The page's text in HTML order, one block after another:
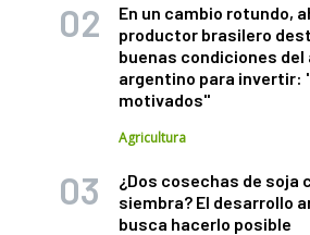
En un cambio rotundo,
productor brasilero
buenas condiciones del
argentino para invertir:
motivados"
Agricultura
¿Dos cosechas de soja
siembra? El desarrollo
busca hacerlo posible